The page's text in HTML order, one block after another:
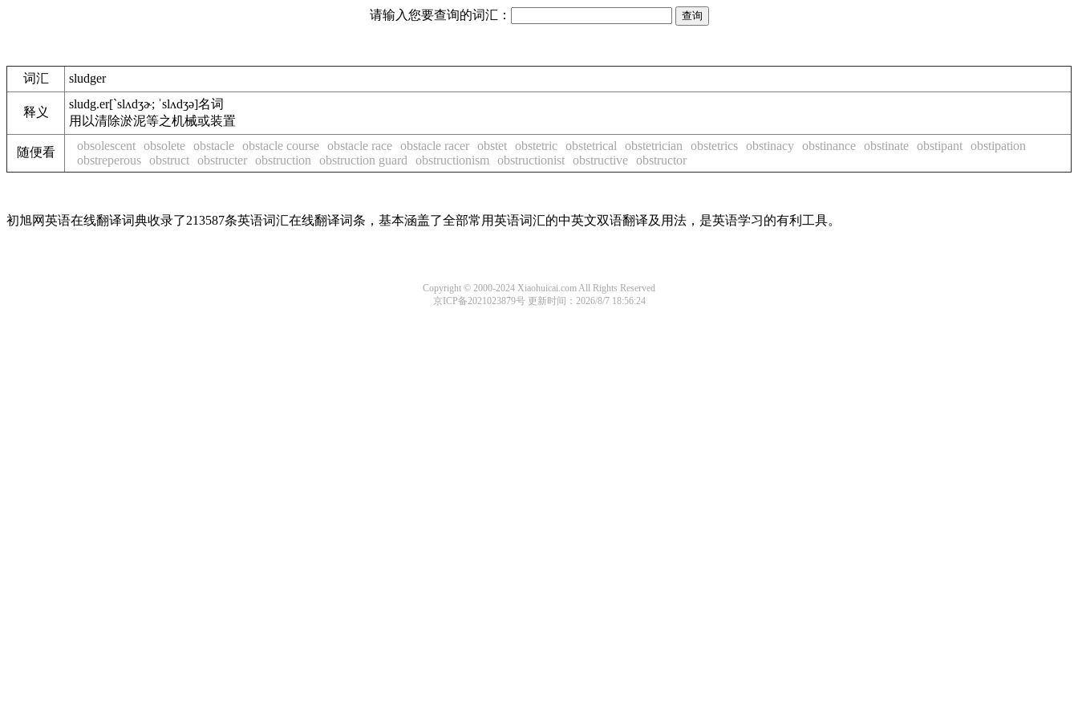
请输入您要查询的词汇：
词汇 sludger
释义
sludg.er[`slʌdʒɚ; ˈslʌdʒə]名词
用以清除淤泥等之机械或装置
随便看 obsolescent obsolete obstacle obstacle course obstacle race obstacle racer obstet obstetric obstetrical obstetrician obstetrics obstinacy obstinance obstinate obstipant obstipation
obstreperous obstruct obstructer obstruction obstruction guard obstructionism obstructionist obstructive obstructor
初旭网英语在线翻译词典收录了213587条英语词汇在线翻译词条，基本涵盖了全部常用英语词汇的中英文双语翻译及用法，是英语学习的有利工具。
Copyright © 2000-2024 Xiaohuicai.com All Rights Reserved
京ICP备2021023879号更新时间：2026/8/7 18:56:24